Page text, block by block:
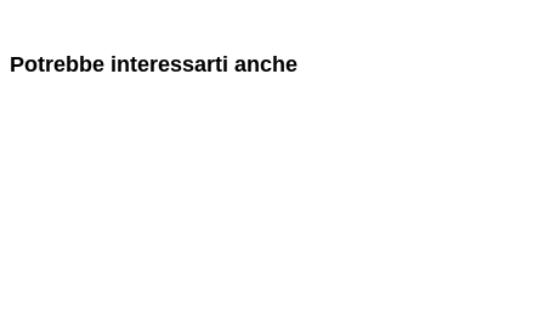
Potrebbe interessarti anche